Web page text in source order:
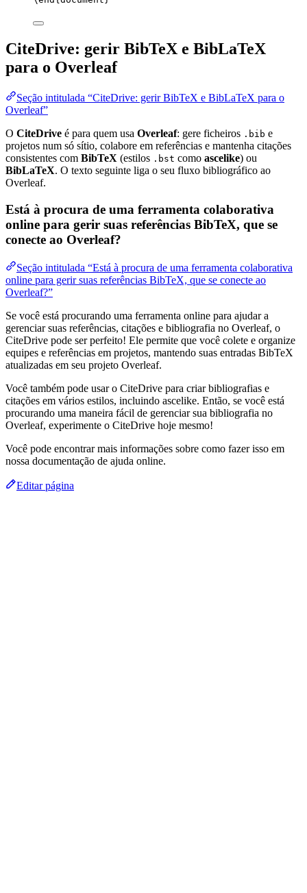
CiteDrive: gerir BibTeX e BibLaTeX
para o Overleaf
Seção intitulada “CiteDrive: gerir BibTeX e BibLaTeX para o
Overleaf”
O CiteDrive é para quem usa Overleaf: gere ficheiros .bib e
projetos num só sítio, colabore em referências e mantenha citações
consistentes com BibTeX (estilos .bst como ascelike) ou
BibLaTeX. O texto seguinte liga o seu fluxo bibliográfico ao
Overleaf.
Está à procura de uma ferramenta colaborativa
online para gerir suas referências BibTeX, que se
conecte ao Overleaf?
Seção intitulada “Está à procura de uma ferramenta colaborativa
online para gerir suas referências BibTeX, que se conecte ao
Overleaf?”
Se você está procurando uma ferramenta online para ajudar a
gerenciar suas referências, citações e bibliografia no Overleaf, o
CiteDrive pode ser perfeito! Ele permite que você colete e organize
equipes e referências em projetos, mantendo suas entradas BibTeX
atualizadas em seu projeto Overleaf.
Você também pode usar o CiteDrive para criar bibliografias e
citações em vários estilos, incluindo ascelike. Então, se você está
procurando uma maneira fácil de gerenciar sua bibliografia no
Overleaf, experimente o CiteDrive hoje mesmo!
Você pode encontrar mais informações sobre como fazer isso em
nossa documentação de ajuda online.
Editar página